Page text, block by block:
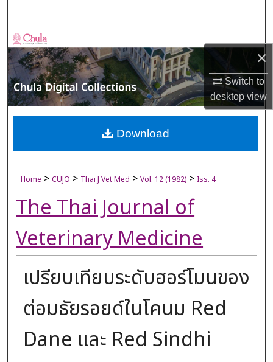
×
Switch to
desktopview
Browse Collections
My Account
About
Digital Commons Network™
Home > CUJO > Thai J Vet Med > Vol. 12 (1982) > Iss. 4
The Thai Journal of
Veterinary Medicine
เปรียบเทียบระดับฮอร์โมนของ
ต่อมธัยรอยด์ในโคนม Red
Dane และ Red Sindhi
Download